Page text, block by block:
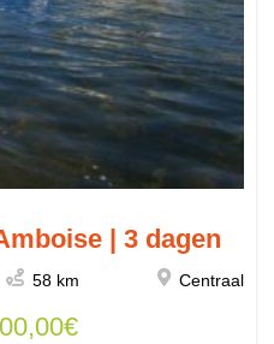
| 3 dagen
58 km Centraal
€